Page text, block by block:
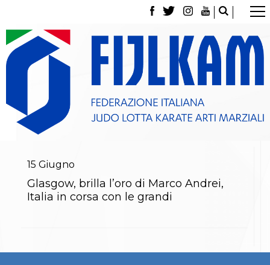
La Federazione
Tesseramento
Contatti
Norme e modulistica Affiliazioni e Tesseramenti
Classifica Società Sportive con più di 100 atleti
tesserati
Media
Partners
15 Giugno
Glasgow, brilla l’oro di Marco Andrei,
Italia in corsa con le grandi